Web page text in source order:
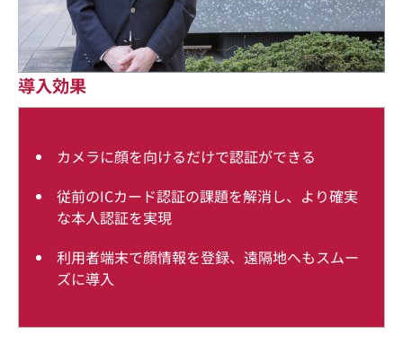
導入効果
カメラに顔を向けるだけで認証ができる
従前のICカード認証の課題を解消し、より確実
な本人認証を実現
利用者端末で顔情報を登録、遠隔地へもスムー
ズに導入